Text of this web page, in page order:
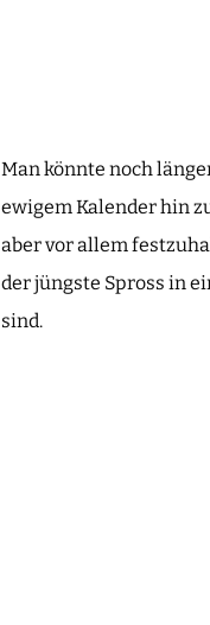
Man könnte noch
ewigem Kalender hin
aber vor allem
der jüngste Spross in
sind.